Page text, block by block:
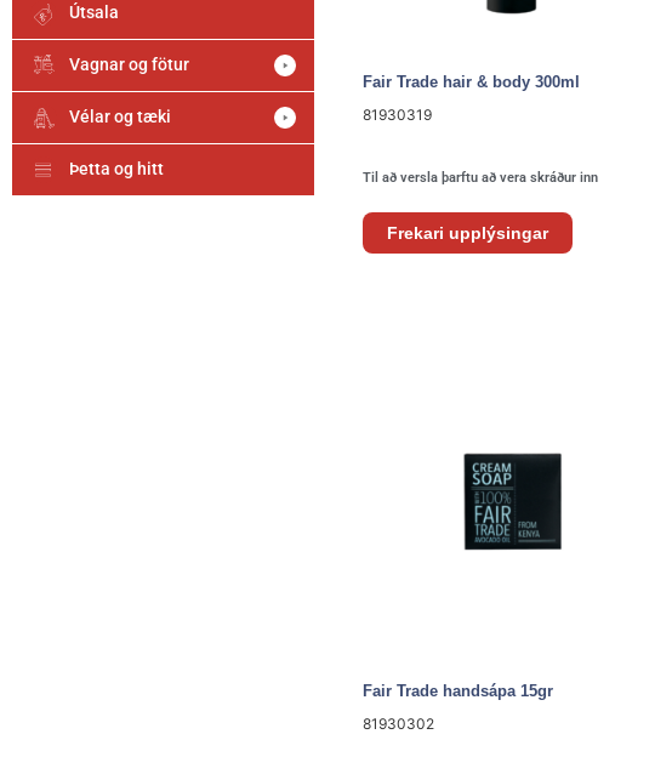
Útsala
Vagnar og fötur
Vélar og tæki
Þetta og hitt
Fair Trade hair & body 300ml
81930319
Til að versla þarftu að vera skráður inn
Frekari upplýsingar
Fair Trade handsápa 15gr
81930302